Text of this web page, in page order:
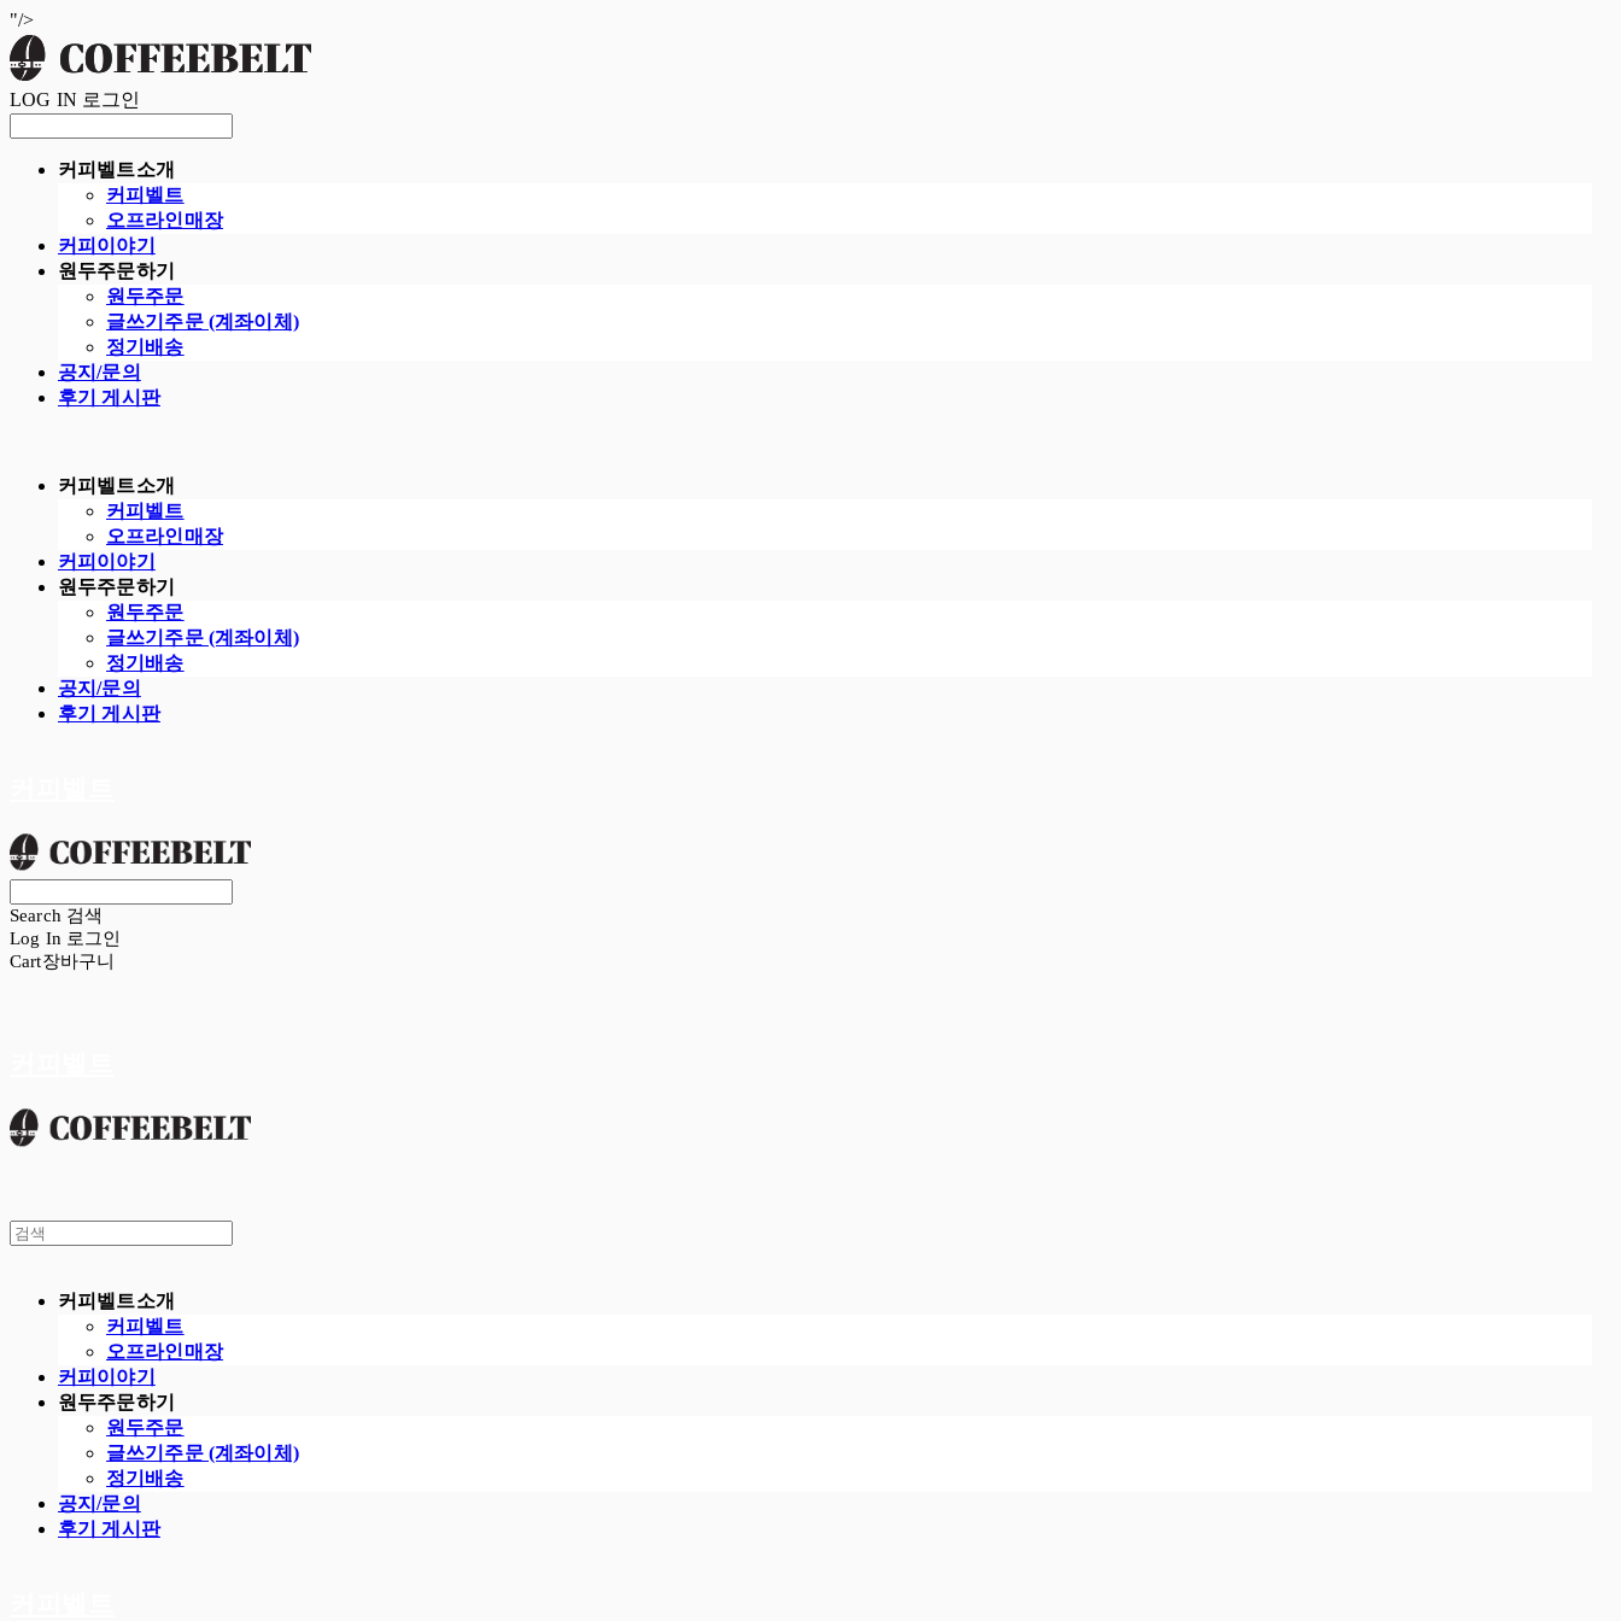
"/>
LOG IN 로그인
커피벨트소개
커피벨트
오프라인매장
커피이야기
원두주문하기
원두주문
글쓰기주문 (계좌이체)
정기배송
공지/문의
후기 게시판
커피벨트소개
커피벨트
오프라인매장
커피이야기
원두주문하기
원두주문
글쓰기주문 (계좌이체)
정기배송
공지/문의
후기 게시판
Search 검색
Log In 로그인
Cart장바구니
커피벨트소개
커피벨트
오프라인매장
커피이야기
원두주문하기
원두주문
글쓰기주문 (계좌이체)
정기배송
공지/문의
후기 게시판